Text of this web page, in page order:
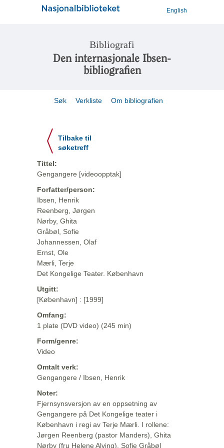
English
Bibliografi
Den internasjonale Ibsen-
bibliografien
Søk Verkliste Om bibliografien
Tilbake til
søketreff
Tittel:
Gengangere [videoopptak]
Forfatter/person:
Ibsen, Henrik
Reenberg, Jørgen
Nørby, Ghita
Gråbøl, Sofie
Johannessen, Olaf
Ernst, Ole
Mærli, Terje
Det Kongelige Teater. København
Utgitt:
[København] : [1999]
Omfang:
1 plate (DVD video) (245 min)
Form/genre:
Video
Omtalt verk:
Gengangere / Ibsen, Henrik
Noter:
Fjernsynsversjon av en oppsetning av
Gengangere på Det Kongelige teater i
København i regi av Terje Mærli. I rollene:
Jørgen Reenberg (pastor Manders), Ghita
Nørby (fru Helene Alving), Sofie Gråbøl